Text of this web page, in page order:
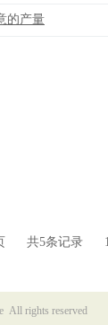
的产量
5条记录 10
All rights reserved